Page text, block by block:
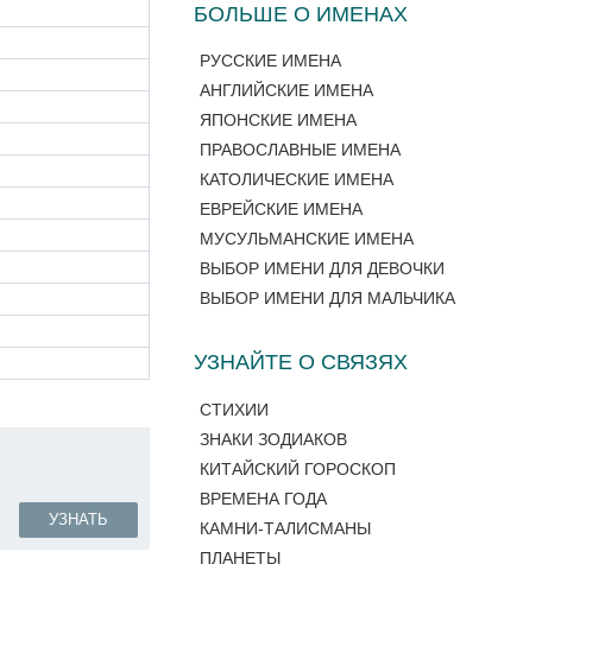
УЗНАТЬ
БОЛЬШЕ О ИМЕНАХ
РУССКИЕ ИМЕНА
АНГЛИЙСКИЕ ИМЕНА
ЯПОНСКИЕ ИМЕНА
ПРАВОСЛАВНЫЕ ИМЕНА
КАТОЛИЧЕСКИЕ ИМЕНА
ЕВРЕЙСКИЕ ИМЕНА
МУСУЛЬМАНСКИЕ ИМЕНА
ВЫБОР ИМЕНИ ДЛЯ ДЕВОЧКИ
ВЫБОР ИМЕНИ ДЛЯ МАЛЬЧИКА
УЗНАЙТЕ О СВЯЗЯХ
СТИХИИ
ЗНАКИ ЗОДИАКОВ
КИТАЙСКИЙ ГОРОСКОП
ВРЕМЕНА ГОДА
КАМНИ-ТАЛИСМАНЫ
ПЛАНЕТЫ